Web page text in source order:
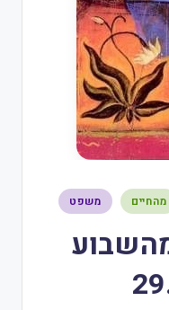
מהחיים משפט